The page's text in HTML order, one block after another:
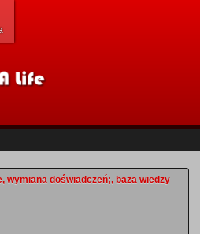
wymiana doświadczeń;, baza wiedzy